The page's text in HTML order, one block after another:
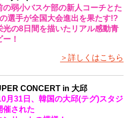
の弱小バスケ部の新人コーチとた
選手が全国大会進出を果たす!?
光の8日間を描いたリアル感動青
！
＞詳しくはこちら
CONCERT in 大邱
月31日、韓国の大邱(テグ)スタジ
催された